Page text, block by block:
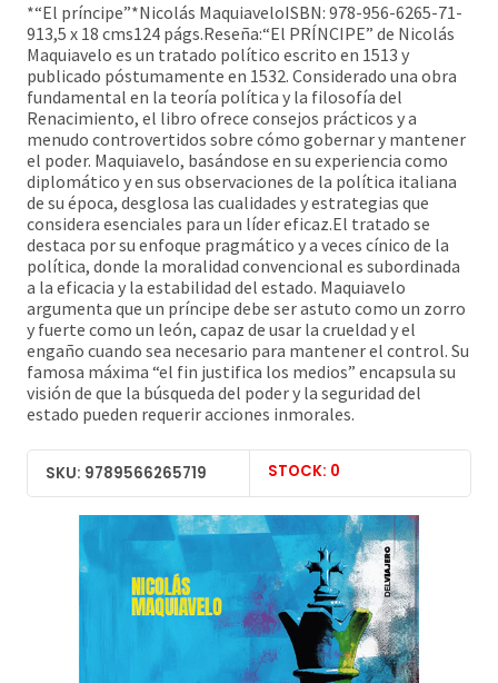
*“El príncipe”*Nicolás MaquiaveloISBN: 978-956-6265-71-
913,5 x 18 cms124 págs.Reseña:“El PRÍNCIPE” de Nicolás
Maquiavelo es un tratado político escrito en 1513 y
publicado póstumamente en 1532. Considerado una obra
fundamental en la teoría política y la filosofía del
Renacimiento, el libro ofrece consejos prácticos y a
menudo controvertidos sobre cómo gobernar y mantener
el poder. Maquiavelo, basándose en su experiencia como
diplomático y en sus observaciones de la política italiana
de su época, desglosa las cualidades y estrategias que
considera esenciales para un líder eficaz.El tratado se
destaca por su enfoque pragmático y a veces cínico de la
política, donde la moralidad convencional es subordinada
a la eficacia y la estabilidad del estado. Maquiavelo
argumenta que un príncipe debe ser astuto como un zorro
y fuerte como un león, capaz de usar la crueldad y el
engaño cuando sea necesario para mantener el control. Su
famosa máxima “el fin justifica los medios” encapsula su
visión de que la búsqueda del poder y la seguridad del
estado pueden requerir acciones inmorales.
SKU: 9789566265719 STOCK: 0